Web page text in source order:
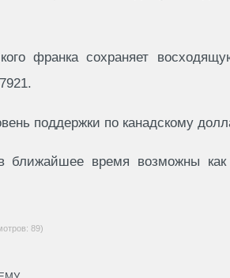
франка сохраняет
поддержки по канадскому
ближайшее время возможны как
89)